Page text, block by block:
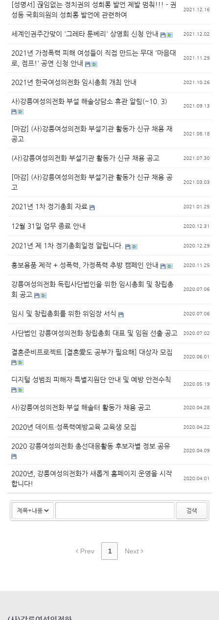
[성명서] 끊임없는 정치권의 성희롱 발언 제발 멈춰!!! - 권
성동 국회의원의 성희롱 발언에 관련하여
2021.12.16
세계인권주간맞이 '그레타 툰베리' 상영회 신청 안내 2021.12.02
2021년 가정폭력 피해 여성들이 직접 만드는 무대 '마음대
로, 점프!' 공연 신청 안내
2021.11.29
2021년 한국여성의전화 임시총회 개최 안내 2021.10.26
사)강릉여성의전화 부설 해솔상담소 휴관 알림(~10. 3)
2021.09.13
[마감] (사)강릉여성의전화 부설기관 활동가 신규 채용 재
공고
2021.08.18
(사)강릉여성의전화 부설기관 활동가 신규 채용 공고 2021.07.30
[마감] (사)강릉여성의전화 부설기관 활동가 신규 채용 공
고
2021.03.03
2021년 1차 정기총회 자료 2021.01.25
12월 31일 업무 종료 안내 2020.12.31
2021년 제 1차 정기총회일정 알립니다. 2020.12.29
홍보용품 제작 + 성폭력, 가정폭력 추방 캠페인 안내 2020.11.25
강릉여성의전화 독립사단법인을 위한 임시총회 및 창립총
회 공고
2020.07.06
임시 및 창립총회를 위한 위임장 서식 2020.07.06
사단법인 강릉여성의전화 창립총회 대표 및 임원 선출 공고 2020.07.02
결혼준비프로젝트 [결혼愛도 공부가 필요해] 대상자 모집
2020.06.01
디지털 성범죄 피해자 특별지원단 안내 및 예방 안전수칙
2020.05.19
사)강릉여성의전화 부설 해솔터 활동가 채용 공고 2020.04.28
2020년 데이트·성폭력예방교육 교육생 모집 2020.04.22
2020 강릉여성의전화 총선대응활동 후보자별 정보 공유
2020.04.09
2020년, 강릉여성의전화가 새롭게 홈페이지 운영을 시작
합니다!
2020.04.01
검색
Prev 1 Next